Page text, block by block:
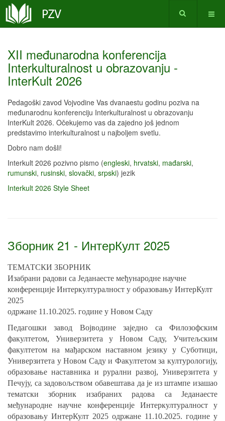
XII međunarodna konferencija
Interkulturalnost u obrazovanju -
InterKult 2026
Pedagoški zavod Vojvodine Vas dvanaestu godinu poziva na
međunarodnu konferenciju Interkulturalnost u obrazovanju
InterKult 2026. Očekujemo vas da zajedno još jednom
predstavimo interkulturalnost u najboljem svetlu.
Dobro nam došli!
Interkult 2026 pozivno pismo (engleski, hrvatski, mađarski,
rumunski, rusinski, slovački, srpski) jezik
Interkult 2026 Style Sheet
Зборник 21 - ИнтерКулт 2025
ТЕМАТСКИ ЗБОРНИК
Изабрани радови са Једанаесте међународне научне
конференције Интеркултуралност у образовању ИнтерКулт
2025
одржане 11.10.2025. године у Новом Саду
Педагошки завод Војводине заједно са Филозофским
факултетом, Универзитета у Новом Саду, Учитељским
факултетом на мађарском наставном језику у Суботици,
Универзитета у Новом Саду и Факултетом за културологију,
образовање наставника и рурални развој, Универзитета у
Печују, са задовољством обавештава да је из штампе изашао
тематски зборник изабраних радова са Једанаесте
међународне научне конференције Интеркултуралност у
образовању ИнтерКулт 2025 одржане 11.10.2025. године у